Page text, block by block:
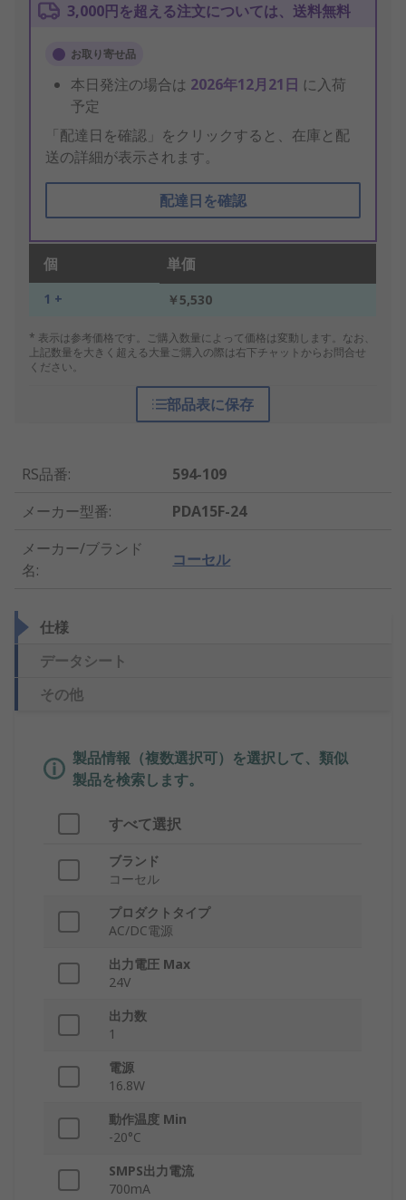
3,000円を超える注文については、送料無料
お取り寄せ品
本日発注の場合は 2026年12月21日 に入荷
予定
「配達日を確認」をクリックすると、在庫と配
送の詳細が表示されます。
配達日を確認
個 単価
1 + ￥5,530
* 表示は参考価格です。ご購入数量によって価格は変動します。なお、
上記数量を大きく超える大量ご購入の際は右下チャットからお問合せ
ください。
部品表に保存
RS品番:
594-109
メーカー型番:
PDA15F-24
メーカー/ブランド
名:
コーセル
仕様
データシート
その他
製品情報（複数選択可）を選択して、類似
製品を検索します。
すべて選択
ブランド
コーセル
プロダクトタイプ
AC/DC電源
出力電圧 Max
24V
出力数
1
電源
16.8W
動作温度 Min
-20°C
SMPS出力電流
700mA